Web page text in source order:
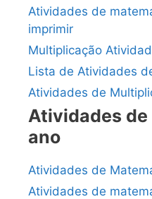
Atividades de
imprimir
Multiplicação
Lista de Atividades
Atividades de
Atividades
ano
Atividades de
Atividades de